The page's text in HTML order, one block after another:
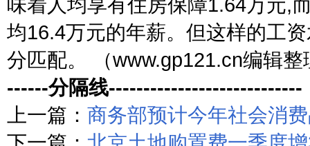
均16.4万元的年薪。但这样的工
分匹配。 （www.gp121.cn编辑整
------分隔线----------------------------
上一篇： 商务部预计今年社会消